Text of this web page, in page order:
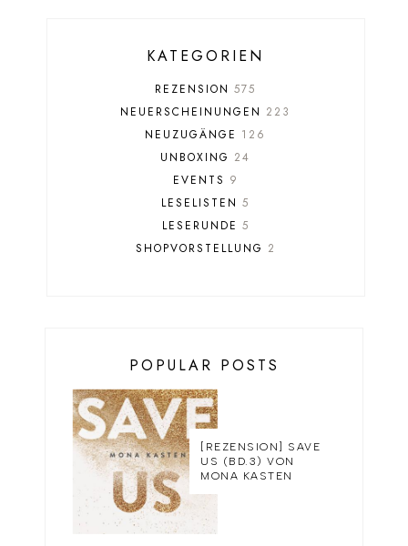
KATEGORIEN
REZENSION 575
NEUERSCHEINUNGEN 223
NEUZUGÄNGE 126
UNBOXING 24
EVENTS 9
LESELISTEN 5
LESERUNDE 5
SHOPVORSTELLUNG 2
POPULAR POSTS
[REZENSION] SAVE
US (BD.3) VON
MONA KASTEN